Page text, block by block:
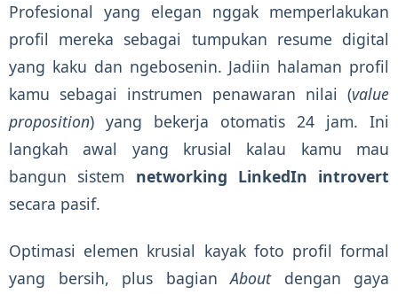
Profesional yang elegan nggak memperlakukan
profil mereka sebagai tumpukan resume digital
yang kaku dan ngebosenin. Jadiin halaman profil
kamu sebagai instrumen penawaran nilai (value
proposition) yang bekerja otomatis 24 jam. Ini
langkah awal yang krusial kalau kamu mau
bangun sistem networking LinkedIn introvert
secara pasif.
Optimasi elemen krusial kayak foto profil formal
yang bersih, plus bagianAboutdengan gaya